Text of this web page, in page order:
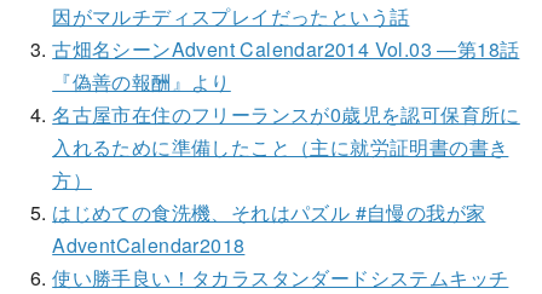
因がマルチディスプレイだったという話
古畑名シーンAdvent Calendar2014 Vol.03 ―第18話
『偽善の報酬』より
名古屋市在住のフリーランスが0歳児を認可保育所に
入れるために準備したこと（主に就労証明書の書き
方）
はじめての食洗機、それはパズル #自慢の我が家
AdventCalendar2018
使い勝手良い！タカラスタンダードシステムキッチ